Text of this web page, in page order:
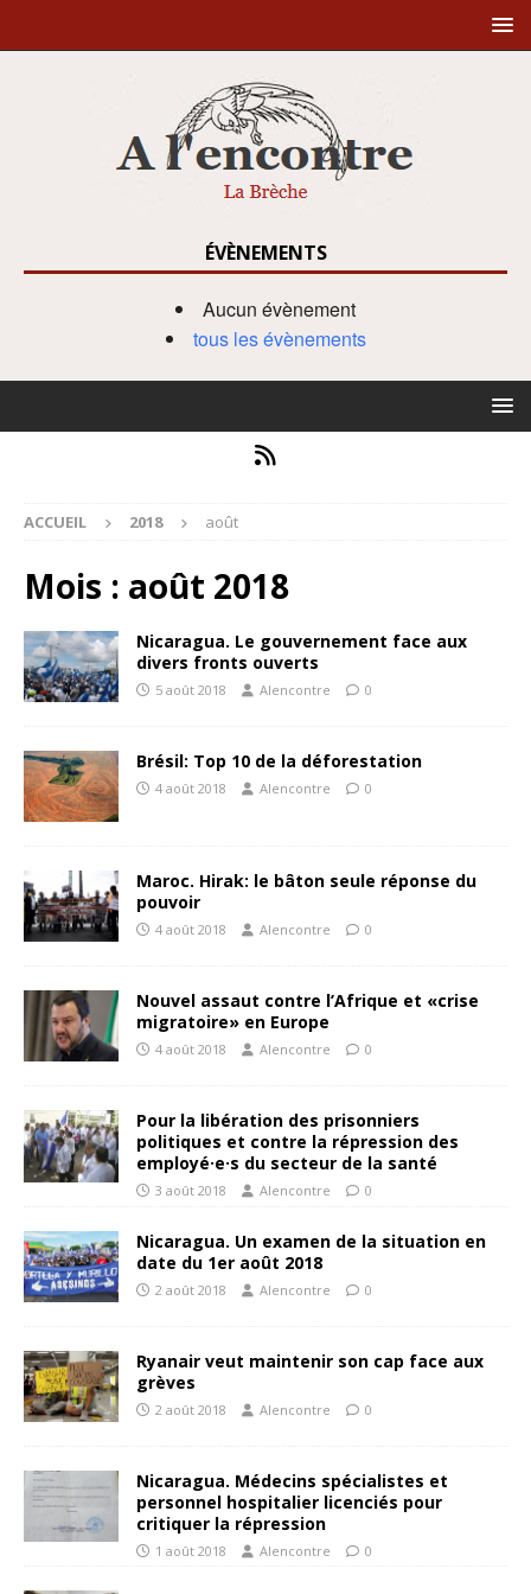
ÉVÈNEMENTS
Aucun évènement
tous les évènements
ACCUEIL 2018 août
Mois : août 2018
Nicaragua. Le gouvernement face aux
divers fronts ouverts
5 août 2018 Alencontre 0
Brésil: Top 10 de la déforestation
4 août 2018 Alencontre 0
Maroc. Hirak: le bâton seule réponse du
pouvoir
4 août 2018 Alencontre 0
Nouvel assaut contre l’Afrique et «crise
migratoire» en Europe
4 août 2018 Alencontre 0
Pour la libération des prisonniers
politiques et contre la répression des
employé·e·s du secteur de la santé
3 août 2018 Alencontre 0
Nicaragua. Un examen de la situation en
date du 1er août 2018
2 août 2018 Alencontre 0
Ryanair veut maintenir son cap face aux
grèves
2 août 2018 Alencontre 0
Nicaragua. Médecins spécialistes et
personnel hospitalier licenciés pour
critiquer la répression
1 août 2018 Alencontre 0